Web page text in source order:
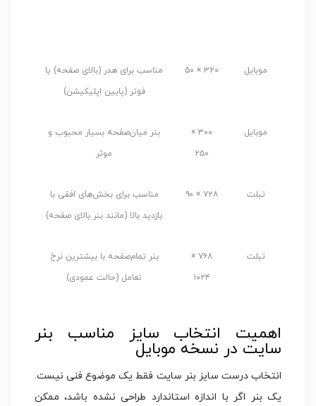
موبایل ۳۲۰ × ۵۰
مناسب برای هدر (بالای صفحه) یا
فوتر (پایین اپلیکیشن)
موبایل
۳۰۰ ×
۲۵۰
بنر میان‌صفحه بسیار محبوب و
موثر
تبلت ۷۲۸ × ۹۰
مناسب برای بخش‌های افقی با
بازدید بالا (مانند بنر بالای صفحه)
تبلت
۷۶۸ ×
۱۰۲۴
بنر تمام‌صفحه با بیشترین نرخ
تعامل (حالت عمودی)
اهمیت انتخاب سایز مناسب بنر
سایت در نسخه موبایل
انتخاب درست سایز بنر سایت فقط یک موضوع فنی نیست.
یک بنر اگر با اندازه استاندارد طراحی نشده باشد، ممکن